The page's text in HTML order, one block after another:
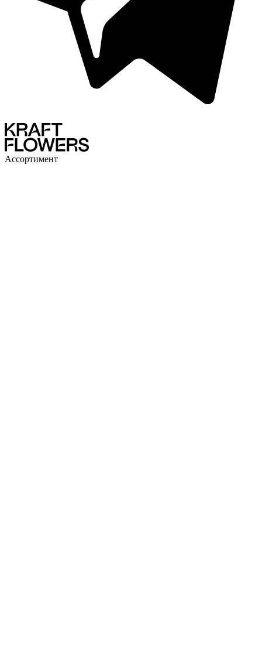
Ассортимент